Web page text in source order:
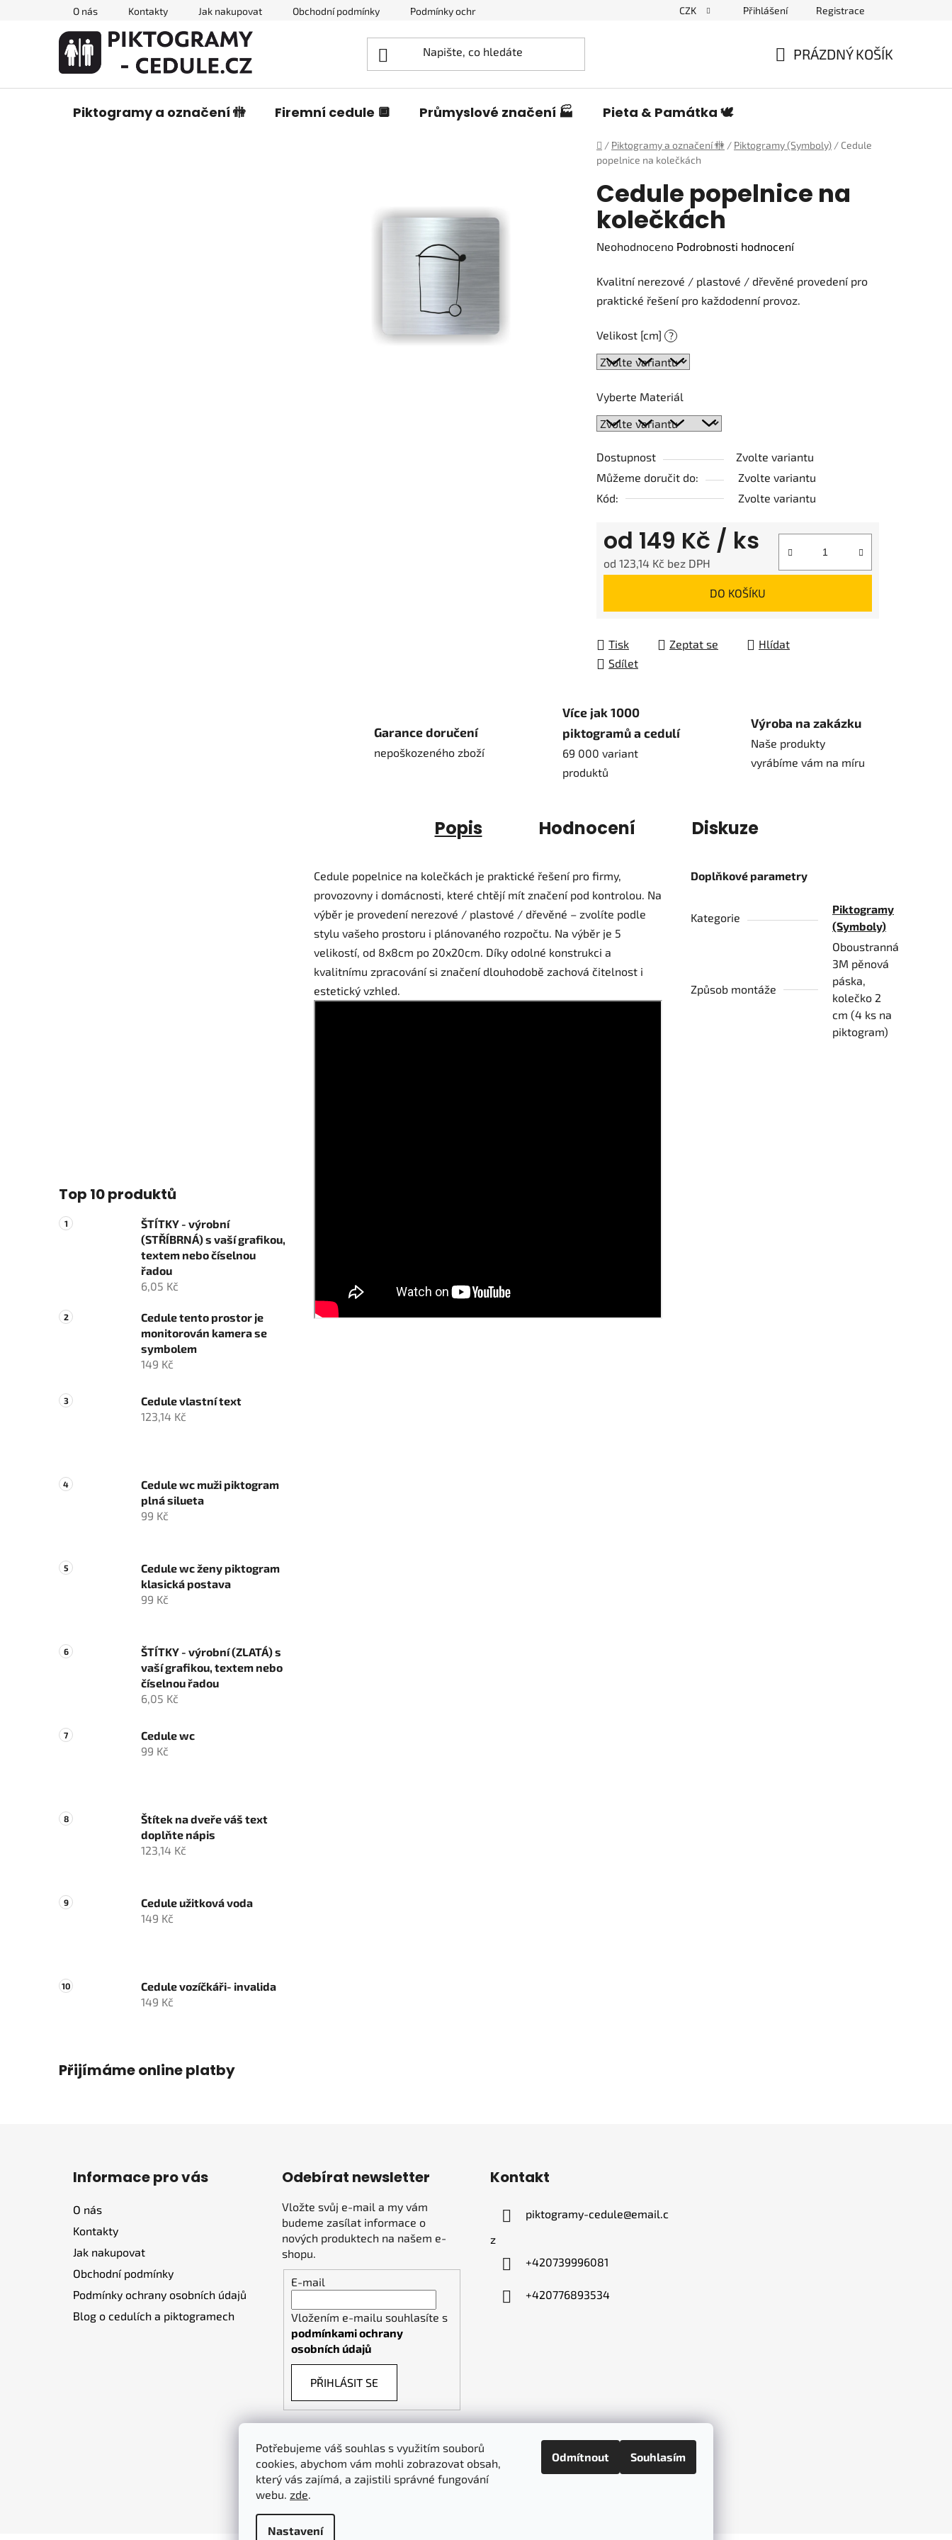
Potřebujeme váš souhlas s využitím souborů
cookies, abychom vám mohli zobrazovat obsah,
který vás zajímá, a zajistili správné fungování
webu. zde.
Nastavení
Odmítnout Souhlasím
O nás Kontakty Jak nakupovat Obchodní podmínky Podmínky ochrany osobních údajů Blog o cedulích a piktogramech
CZK Přihlášení Registrace
PRÁZDNÝ KOŠÍK
Piktogramy a označení 🚻 Firemní cedule 🔲 Průmyslové značení 🏭 Pieta & Památka 🕊️
Domů
/ Piktogramy a označení 🚻 / Piktogramy (Symboly) / Cedule
popelnice na kolečkách
Top 10 produktů
ŠTÍTKY - výrobní
(STŘÍBRNÁ) s vaší grafikou,
textem nebo číselnou
řadou
6,05 Kč
Cedule tento prostor je
monitorován kamera se
symbolem
149 Kč
Cedule vlastní text
123,14 Kč
Cedule wc muži piktogram
plná silueta
99 Kč
Cedule wc ženy piktogram
klasická postava
99 Kč
ŠTÍTKY - výrobní (ZLATÁ) s
vaší grafikou, textem nebo
číselnou řadou
6,05 Kč
Cedule wc
99 Kč
Štítek na dveře váš text
doplňte nápis
123,14 Kč
Cedule užitková voda
149 Kč
Cedule vozíčkáři- invalida
149 Kč
Přijímáme online platby
Cedule popelnice na
kolečkách
Průměrné
produktu
je
z
5
Neohodnoceno Podrobnosti hodnocení
Kvalitní nerezové / plastové / dřevěné provedení pro
praktické řešení pro každodenní provoz.
Velikost [cm] ?
Vyberte Materiál
Dostupnost
Zvolte variantu
Můžeme doručit do:
Zvolte variantu
Kód:
Zvolte variantu
od 149 Kč / ks
od 123,14 Kč bez DPH
DO KOŠÍKU
Tisk Zeptat se
Hlídat
Sdílet
Garance doručení
nepoškozeného zboží
Více jak 1000
piktogramů a cedulí
69 000 variant
produktů
Výroba na zakázku
Naše produkty
vyrábíme vám na míru
Popis Hodnocení Diskuze
Cedule popelnice na kolečkách je praktické řešení pro firmy,
provozovny i domácnosti, které chtějí mít značení pod kontrolou. Na
výběr je provedení nerezové / plastové / dřevěné – zvolíte podle
stylu vašeho prostoru i plánovaného rozpočtu. Na výběr je 5
velikostí, od 8x8cm po 20x20cm. Díky odolné konstrukci a
kvalitnímu zpracování si značení dlouhodobě zachová čitelnost i
estetický vzhled.
Doplňkové parametry
Kategorie
Piktogramy
(Symboly)
Způsob montáže
Oboustranná
3M pěnová
páska,
kolečko 2
cm (4 ks na
piktogram)
Informace pro vás
O nás
Kontakty
Jak nakupovat
Obchodní podmínky
Podmínky ochrany osobních údajů
Blog o cedulích a piktogramech
Odebírat newsletter
Vložte svůj e-mail a my vám
budeme zasílat informace o
nových produktech na našem e-
shopu.
E-mail
Vložením e-mailu souhlasíte s
podmínkami ochrany
osobních údajů
PŘIHLÁSIT SE
Kontakt
piktogramy-cedule@email.c
z
+420739996081
+420776893534
piktogramy-cedule.cz denex.cz